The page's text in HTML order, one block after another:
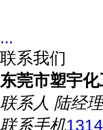
...
联系我们
东莞市塑宇化
联系人 陆经理
联系手机